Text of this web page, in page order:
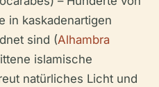
in kaskadenartigen
sind (Alhambra
islamische
natürliches Licht und